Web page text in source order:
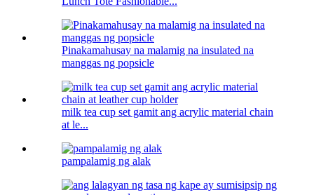
Pinakamahusay na malamig na insulated na
manggas ng popsicle
milk tea cup set gamit ang acrylic material chain
at le...
pampalamig ng alak